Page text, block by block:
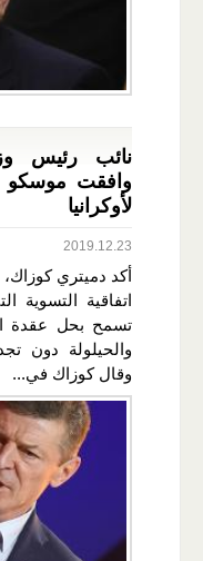
نائب رئيس
لأوكرانيا
2019.12.23
أكد دميتري
اتفاقية التسوية
تسمح بحل عقدة
والحيلولة دون
وقال كوزاك في...